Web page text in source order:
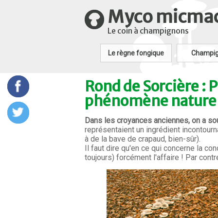
Myco
Le coin à champignons
Le règne fongique
Rond de Sorcière :
phénomène
Dans les croyances anciennes, on a
représentaient un ingrédient
à de la bave de crapaud, bien-sûr).
Il faut dire qu'en ce qui concerne la
toujours) forcément l'affaire ! Par